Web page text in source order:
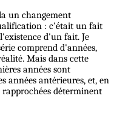
un changement
: c'était un fait
d'un fait. Je
comprend d'années,
Mais dans cette
années sont
années antérieures, et, en
déterminent